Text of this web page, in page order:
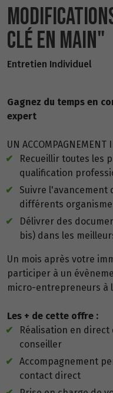
CLÉ EN MAIN"
Entretien Individuel
Gagnez du temps en
expert
UN
Recueillir toutes les
qualification
Suivre l'avancement
différents
Délivrer des
bis) dans les
Un mois après votre
participer à un
micro-entrepreneurs à
Les + de cette offre :
Réalisation en direct
conseiller
Accompagnement
contact direct